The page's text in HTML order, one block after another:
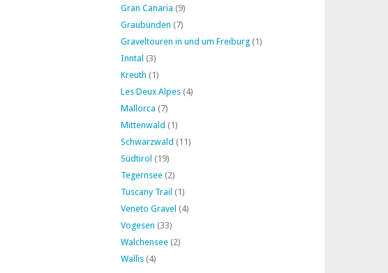
Gran Canaria (9)
Graubünden (7)
Graveltouren in und um Freiburg (1)
Inntal (3)
Kreuth (1)
Les Deux Alpes (4)
Mallorca (7)
Mittenwald (1)
Schwarzwald (11)
Südtirol (19)
Tegernsee (2)
Tuscany Trail (1)
Veneto Gravel (4)
Vogesen (33)
Walchensee (2)
Wallis (4)